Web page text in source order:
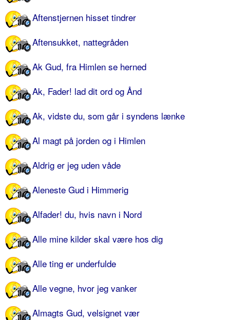
Aftenstjernen hisset tindrer
Aftensukket, nattegråden
Ak Gud, fra Himlen se herned
Ak, Fader! lad dit ord og Ånd
Ak, vidste du, som går i syndens lænke
Al magt på jorden og i Himlen
Aldrig er jeg uden våde
Aleneste Gud i Himmerig
Alfader! du, hvis navn i Nord
Alle mine kilder skal være hos dig
Alle ting er underfulde
Alle vegne, hvor jeg vanker
Almagts Gud, velsignet vær